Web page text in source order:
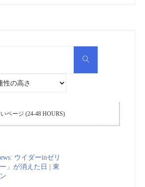
検
ページ (24-48 HOURS)
ウイダーinゼリ
」が消えた日 | 東